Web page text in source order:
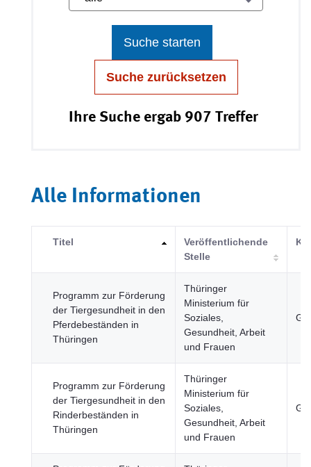
Suche starten
Suche zurücksetzen
Ihre Suche ergab 907 Treffer
Alle Informationen
Titel
Veröffentlichende
Stelle
Programm zur Förderung
der Tiergesundheit in den
Pferdebeständen in
Thüringen
Thüringer
Ministerium für
Soziales,
Gesundheit, Arbeit
und Frauen
Programm zur Förderung
der Tiergesundheit in den
Rinderbeständen in
Thüringen
Thüringer
Ministerium für
Soziales,
Gesundheit, Arbeit
und Frauen